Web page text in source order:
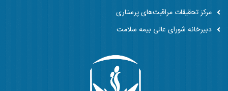
مرکز تحقیقات مراقبت‌های پرستاری
دبیرخانه شورای عالی بیمه سلامت